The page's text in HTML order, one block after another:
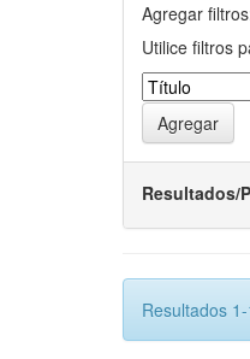
Agregar
Utilice filtros
Resultados/
Resultados